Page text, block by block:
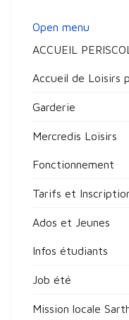
Open menu
ACCUEIL
Accueil de Loisirs
Garderie
Mercredis Loisirs
Fonctionnement
Tarifs et
Ados et Jeunes
Infos étudiants
Job été
Mission locale